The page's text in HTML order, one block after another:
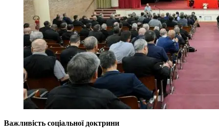
Важливість соціальної доктрини